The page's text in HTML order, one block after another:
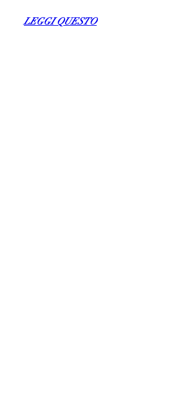
LEGGI QUESTO